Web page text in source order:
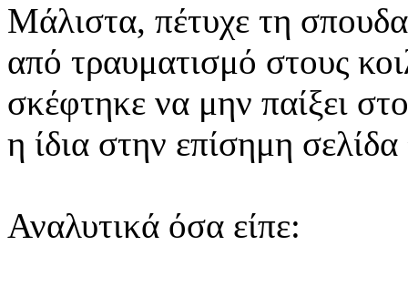
Μάλιστα, πέτυχε τη
από τραυματισμό στους
σκέφτηκε να μην παίξει
η ίδια στην επίσημη
Αναλυτικά όσα είπε: